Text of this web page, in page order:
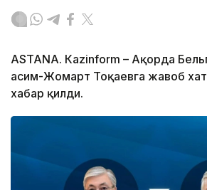
ASTANА. Кazinform – Ақорда
Қасим-Жомарт Тоқаевга жавоб
хабар қилди.